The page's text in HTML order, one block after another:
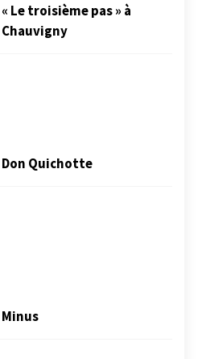
« Le troisième pas » à
Chauvigny
Don Quichotte
Minus